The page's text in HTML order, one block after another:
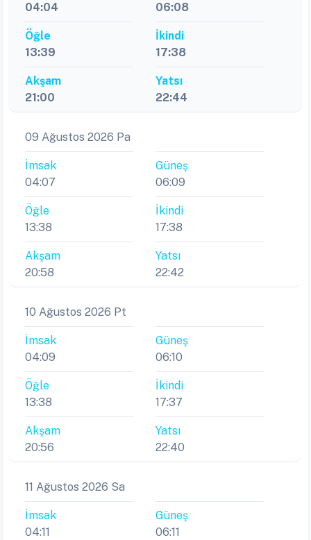
04:04
06:08
Öğle
13:39
İkindi
17:38
Akşam
21:00
Yatsı
22:44
09 Ağustos 2026 Pa
İmsak
04:07
Güneş
06:09
Öğle
13:38
İkindi
17:38
Akşam
20:58
Yatsı
22:42
10 Ağustos 2026 Pt
İmsak
04:09
Güneş
06:10
Öğle
13:38
İkindi
17:37
Akşam
20:56
Yatsı
22:40
11 Ağustos 2026 Sa
İmsak
04:11
Güneş
06:11